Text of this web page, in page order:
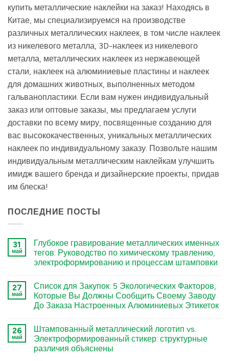
купить металлические наклейки на заказ! Находясь в
Китае, мы специализируемся на производстве
различных металлических наклеек, в том числе наклеек
из никелевого металла, 3D-наклеек из никелевого
металла, металлических наклеек из нержавеющей
стали, наклеек на алюминиевые пластины и наклеек
для домашних животных, выполненных методом
гальванопластики. Если вам нужен индивидуальный
заказ или оптовые заказы, мы предлагаем услуги
доставки по всему миру, посвященные созданию для
вас высококачественных, уникальных металлических
наклеек по индивидуальному заказу. Позвольте нашим
индивидуальным металлическим наклейкам улучшить
имидж вашего бренда и дизайнерские проекты, придав
им блеска!
ПОСЛЕДНИЕ ПОСТЫ
31
май
Глубокое гравирование металлических именных
тегов: Руководство по химическому травлению,
электроформированию и процессам штамповки
नहीं
Deep
Engraving
Metal
Guide
to
Chemical
Etching,
Electroforming,
27
май
Список для Закупок: 5 Экологических Факторов,
Которые Вы Должны Сообщить Своему Заводу
До Заказа Настроенных Алюминиевых Этикеток
नहीं
The
Sourcing
Checklist:
26
май
Штампованный металлический логотип vs.
Электроформированный стикер: структурные
различия объяснены